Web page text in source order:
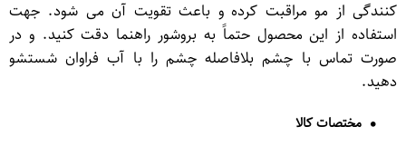
کنندگی از مو مراقبت کرده و باعث تقویت آن می شود. جهت
استفاده از این محصول حتماً به بروشور راهنما دقت کنید. و در
صورت تماس با چشم بلافاصله چشم را با آب فراوان شستشو
دهید.
مختصات کالا